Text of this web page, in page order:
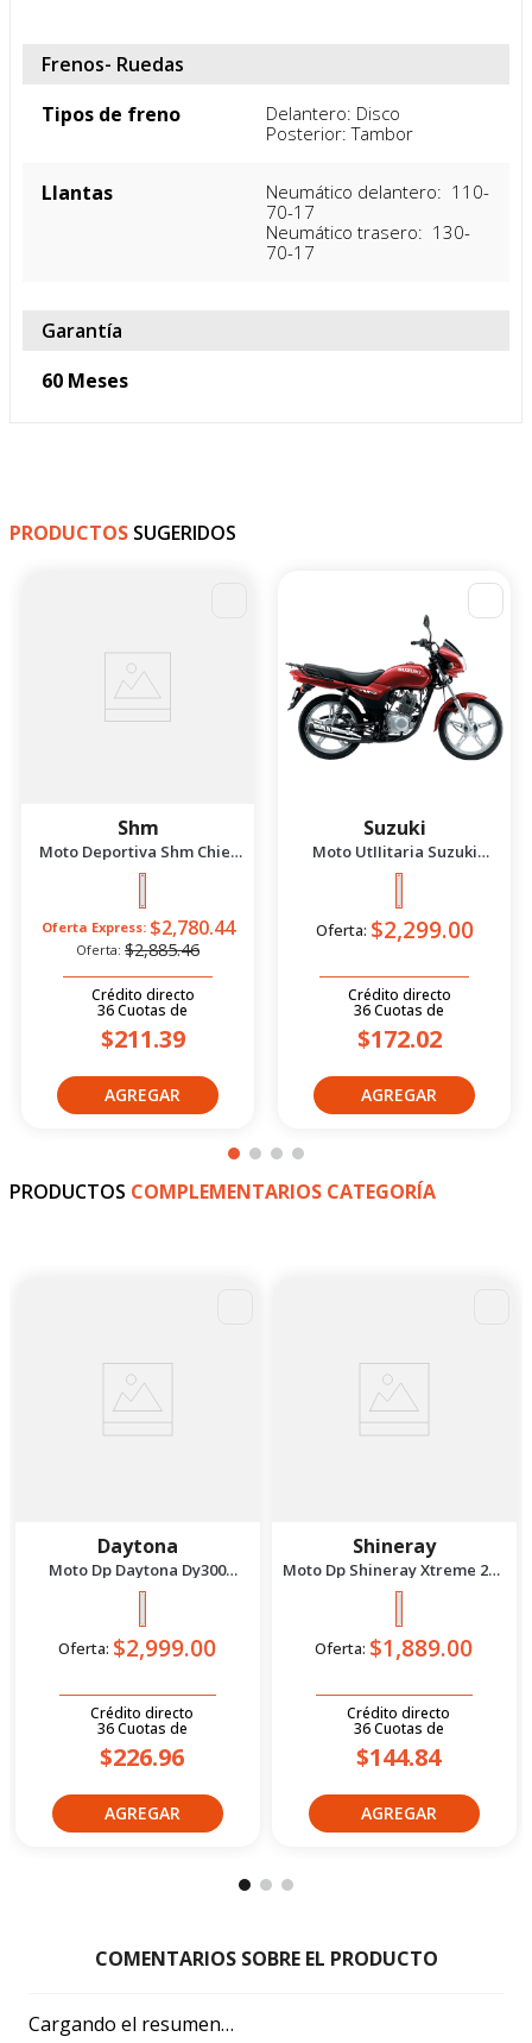
Frenos- Ruedas
Tipos de freno
Delantero: Disco
Posterior: Tambor
Llantas
Neumático delantero:  110-
70-17
Neumático trasero:  130-
70-17
Garantía
60 Meses
PRODUCTOS SUGERIDOS
Shm
Moto Deportiva Shm Chief
2.5 Azul/Negro 2026
Oferta Express: $2,780.44
Oferta: $2,885.46
Crédito directo
36Cuotas de
$211.39
Suzuki
Moto UtIIitaria Suzuki
Gd115 Evolution Rojo 2026
Oferta: $2,299.00
Crédito directo
36Cuotas de
$172.02
PRODUCTOS COMPLEMENTARIOS CATEGORÍA
Daytona
Moto Dp Daytona Dy300
Terrex 2027 Dorado
Oferta: $2,999.00
Crédito directo
36Cuotas de
$226.96
Shineray
Moto Dp Shineray Xtreme 200
- 2027 Plomo
Oferta: $1,889.00
Crédito directo
36Cuotas de
$144.84
Cargando el resumen…